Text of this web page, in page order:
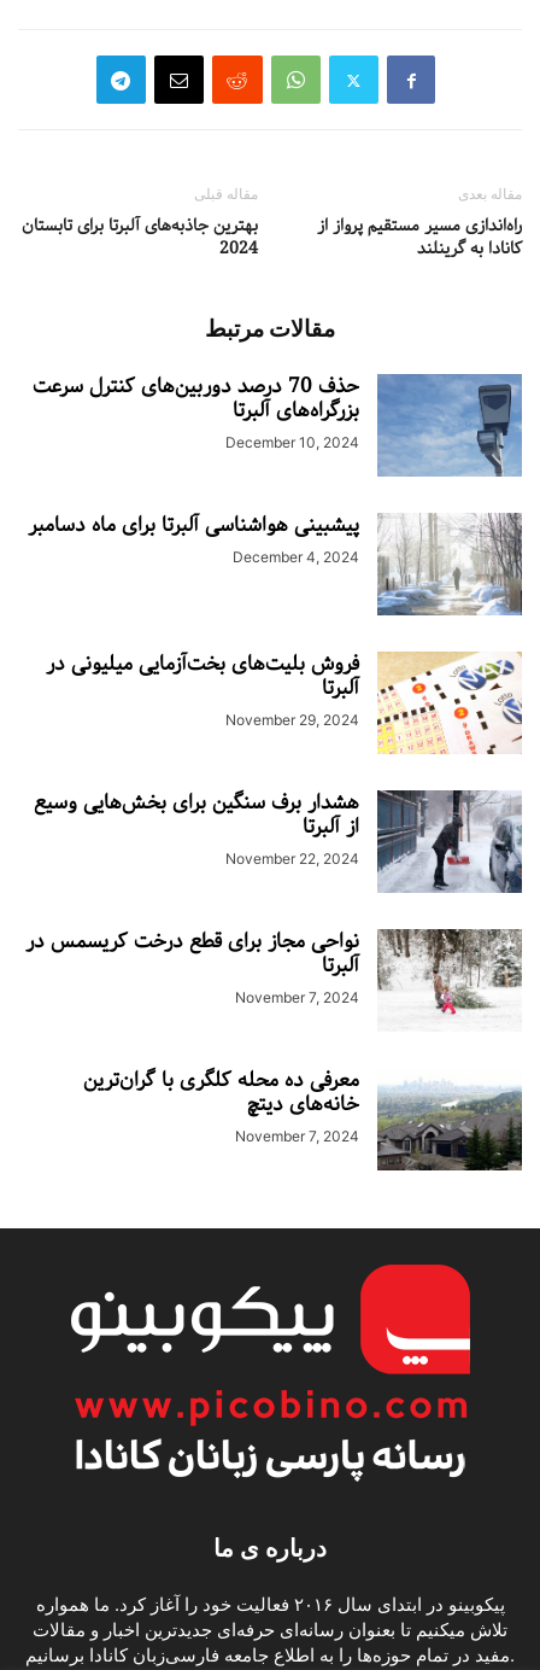
مقاله قبلی
بهترین جاذبه‌های آلبرتا برای تابستان
2024
مقاله بعدی
راه‌اندازی مسیر مستقیم پرواز از
کانادا به گرینلند
مقالات مرتبط
حذف 70 درصد دوربین‌های کنترل سرعت
بزرگراه‌های آلبرتا
December 10, 2024
پیشبینی هواشناسی آلبرتا برای ماه دسامبر
December 4, 2024
فروش بلیت‌های بخت‌آزمایی میلیونی در
آلبرتا
November 29, 2024
هشدار برف سنگین برای بخش‌هایی وسیع
از آلبرتا
November 22, 2024
نواحی مجاز برای قطع درخت کریسمس در
آلبرتا
November 7, 2024
معرفی ده محله کلگری با گران‌ترین
خانه‌های دیتچ
November 7, 2024
درباره ی ما
پیکوبینو در ابتدای سال ۲۰۱۶ فعالیت خود را آغاز کرد. ما همواره
تلاش میکنیم تا بعنوان رسانه‌ای حرفه‌ای جدیدترین اخبار و مقالات
مفید در تمام حوزه‌ها را به اطلاع جامعه فارسی‌زبان کانادا برسانیم.